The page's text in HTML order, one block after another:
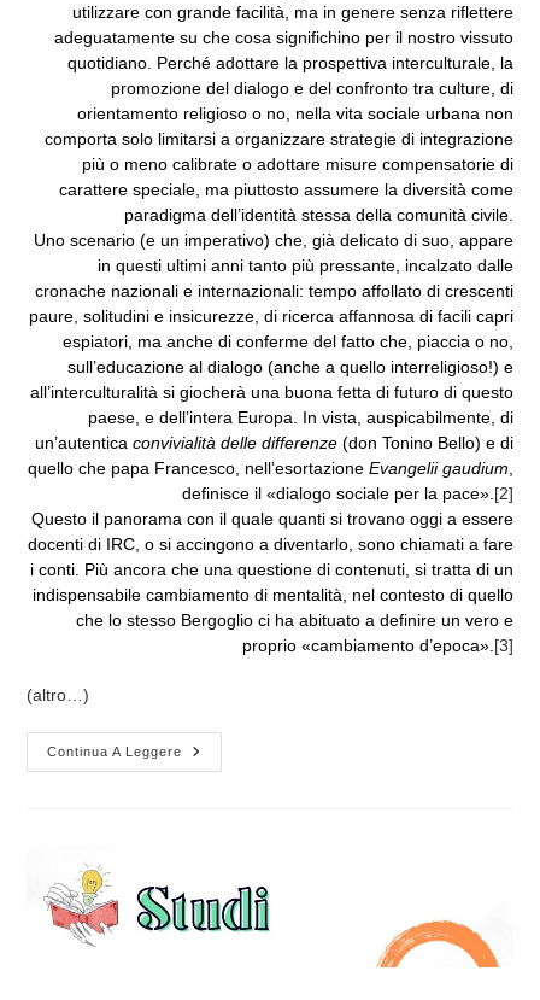
utilizzare con grande facilità, ma in genere senza riflettere
adeguatamente su che cosa significhino per il nostro vissuto
quotidiano. Perché adottare la prospettiva interculturale, la
promozione del dialogo e del confronto tra culture, di
orientamento religioso o no, nella vita sociale urbana non
comporta solo limitarsi a organizzare strategie di integrazione
più o meno calibrate o adottare misure compensatorie di
carattere speciale, ma piuttosto assumere la diversità come
paradigma dell’identità stessa della comunità civile.
Uno scenario (e un imperativo) che, già delicato di suo, appare
in questi ultimi anni tanto più pressante, incalzato dalle
cronache nazionali e internazionali: tempo affollato di crescenti
paure, solitudini e insicurezze, di ricerca affannosa di facili capri
espiatori, ma anche di conferme del fatto che, piaccia o no,
sull’educazione al dialogo (anche a quello interreligioso!) e
all’interculturalità si giocherà una buona fetta di futuro di questo
paese, e dell’intera Europa. In vista, auspicabilmente, di
un’autentica convivialità delle differenze(don Tonino Bello) e di
quello che papa Francesco, nell’esortazione Evangelii gaudium
definisce il «dialogo sociale per la pace». [2]
Questo il panorama con il quale quanti si trovano oggi a essere
docenti di IRC, o si accingono a diventarlo, sono chiamati a fare
i conti. Più ancora che una questione di contenuti, si tratta di un
indispensabile cambiamento di mentalità, nel contesto di quello
che lo stesso Bergoglio ci ha abituato a definire un vero e
proprio «cambiamento d’epoca». [3]
(altro…)
Continua A Leggere
L’
ITALIA